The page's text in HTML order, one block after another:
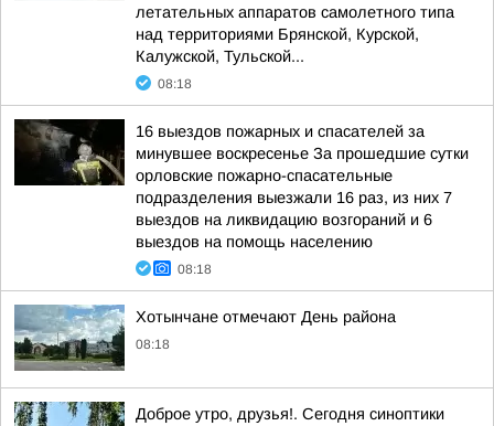
летательных аппаратов самолетного типа
над территориями Брянской, Курской,
Калужской, Тульской...
08:18
16 выездов пожарных и спасателей за
минувшее воскресенье За прошедшие сутки
орловские пожарно-спасательные
подразделения выезжали 16 раз, из них 7
выездов на ликвидацию возгораний и 6
выездов на помощь населению
08:18
Хотынчане отмечают День района
08:18
Доброе утро, друзья!. Сегодня синоптики